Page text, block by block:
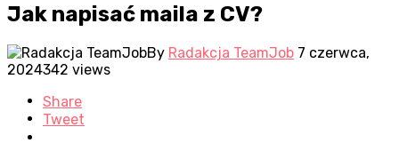
Jak napisać maila z CV?
By Radakcja TeamJob 7 czerwca,
2024342 views
Share
Tweet